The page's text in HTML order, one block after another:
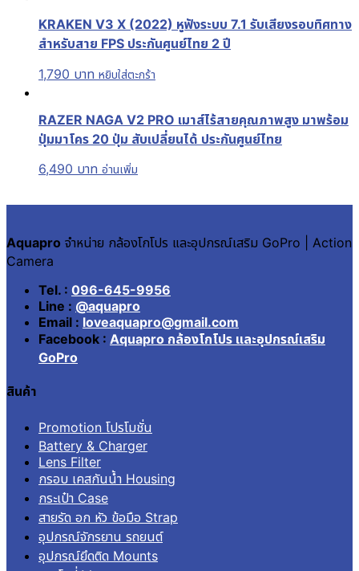
KRAKEN V3 X (2022) หูฟังระบบ 7.1 รับเสียงรอบทิศทาง
สำหรับสาย FPS ประกันศูนย์ไทย 2 ปี
1,790 บาท หยิบใส่ตะกร้า
RAZER NAGA V2 PRO เมาส์ไร้สายคุณภาพสูง มาพร้อม
ปุ่มมาโคร 20 ปุ่ม สับเปลี่ยนได้ ประกันศูนย์ไทย
6,490 บาท อ่านเพิ่ม
Aquapro จำหน่าย กล้องโกโปร และอุปกรณ์เสริม GoPro | Action
Camera
Tel. : 096-645-9956
Line : @aquapro
Email : loveaquapro@gmail.com
Facebook : Aquapro กล้องโกโปร และอุปกรณ์เสริม
GoPro
สินค้า
Promotion โปรโมชั่น
Battery & Charger
Lens Filter
กรอบ เคสกันน้ำ Housing
กระเป๋า Case
สายรัด อก หัว ข้อมือ Strap
อุปกรณ์จักรยาน รถยนต์
อุปกรณ์ยึดติด Mounts